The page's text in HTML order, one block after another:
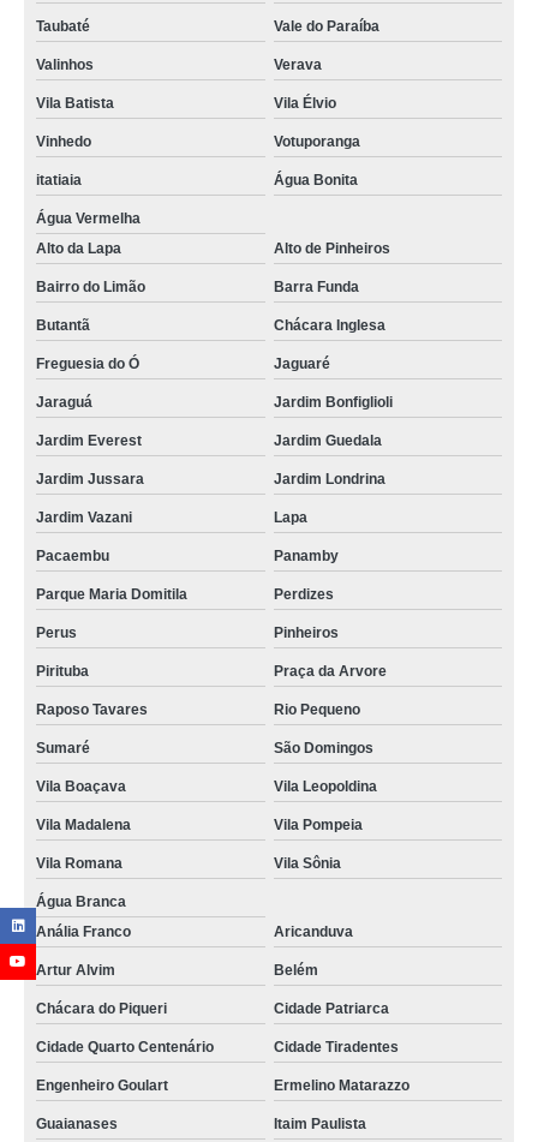
Taubaté Vale do Paraíba
Valinhos Verava
Vila Batista Vila Élvio
Vinhedo Votuporanga
itatiaia Água Bonita
Água Vermelha
Alto da Lapa
Alto de Pinheiros
Bairro do Limão Barra Funda
Butantã Chácara Inglesa
Freguesia do Ó Jaguaré
Jaraguá Jardim Bonfiglioli
Jardim Everest Jardim Guedala
Jardim Jussara Jardim Londrina
Jardim Vazani Lapa
Pacaembu Panamby
Parque Maria Domitila Perdizes
Perus Pinheiros
Pirituba Praça da Arvore
Raposo Tavares Rio Pequeno
Sumaré São Domingos
Vila Boaçava Vila Leopoldina
Vila Madalena Vila Pompeia
Vila Romana Vila Sônia
Água Branca
Anália Franco
Aricanduva
Artur Alvim Belém
Chácara do Piqueri Cidade Patriarca
Cidade Quarto Centenário Cidade Tiradentes
Engenheiro Goulart Ermelino Matarazzo
Guaianases Itaim Paulista